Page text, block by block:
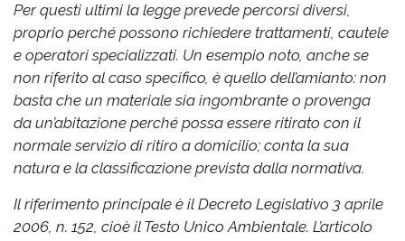
Per questi ultimi la legge prevede percorsi diversi,
proprio perché possono richiedere trattamenti, cautele
e operatori specializzati. Un esempio noto, anche se
non riferito al caso specifico, è quello dell’amianto: non
basta che un materiale sia ingombrante o provenga
da un’abitazione perché possa essere ritirato con il
normale servizio di ritiro a domicilio; conta la sua
natura e la classificazione prevista dalla normativa.
Il riferimento principale è il Decreto Legislativo 3 aprile
2006, n. 152, cioè il Testo Unico Ambientale. L’articolo